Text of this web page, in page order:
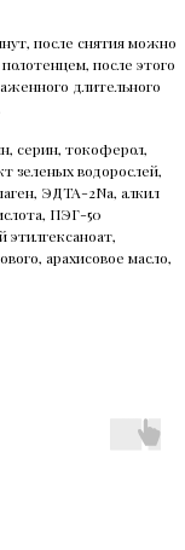
после снятия можно
после этого
длительного
серин, токоферол,
зеленых водорослей,
ЭДТА-2Na, алкил
ПЭГ-50
этилгексаноат,
арахисовое масло,